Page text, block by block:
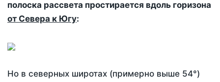
полоска рассвета простирается вдоль горизона
от Севера к Югу:
Но в северных широтах (примерно выше 54°)